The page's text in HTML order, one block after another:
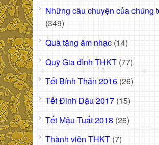
Những câu chuyện của chúng
(349)
Quà tặng âm nhạc (14)
Quỹ Gia đình THKT (77)
Tết Bính Thân 2016 (26)
Tết Đinh Dậu 2017 (15)
Tết Mậu Tuất 2018 (26)
Thành viên THKT (7)